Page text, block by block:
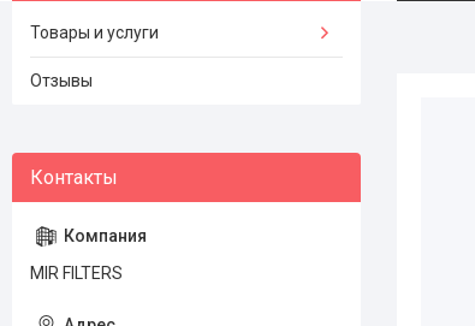
Товары и услуги
Отзывы
MIR FILTERS